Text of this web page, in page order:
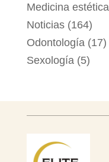
Medicina estética
Noticias(164)
Odontología (17)
Sexología (5)